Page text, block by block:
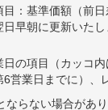
：基準価額（前
早朝に更新いた
の項目（カッコ
営業日までに）
らない場合があ